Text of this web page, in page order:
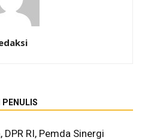
PENULIS
DPR RI, Pemda Sinergi